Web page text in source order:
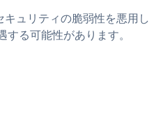
ュリティの脆弱性を悪用し
る可能性があります。